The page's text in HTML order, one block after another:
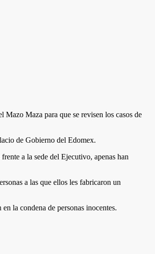
Maza para que se revisen los casos de
de Gobierno del Edomex.
a la sede del Ejecutivo, apenas han
a las que ellos les fabricaron un
la condena de personas inocentes.